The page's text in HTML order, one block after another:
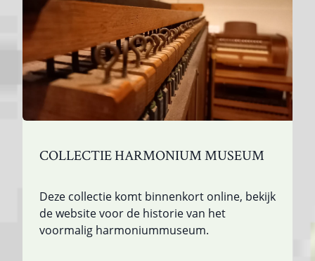
COLLECTIE HARMONIUM MUSEUM
Deze collectie komt binnenkort online, bekijk
de website voor de historie van het
voormalig harmoniummuseum.